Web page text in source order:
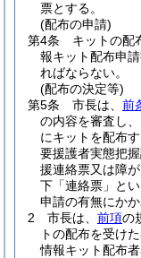
票とする。
(配布の申請)
第4条
キットの配
報キット配布申
ればならない。
(配布の決定等)
第5条
市長は、 前
の内容を審査し
にキットを配布す
要援護者実態把
援連絡票又は障
下「連絡票」と
申請の有無にか
2
市長は、 前項の
トの配布を受け
情報キット配布